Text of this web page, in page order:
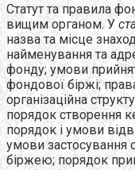
Статут та правила
вищим органом. У
назва та місце
найменування та
фонду; умови
фондової біржі;
організаційна
порядок створення
порядок і умови
умови застосування
біржею; порядок